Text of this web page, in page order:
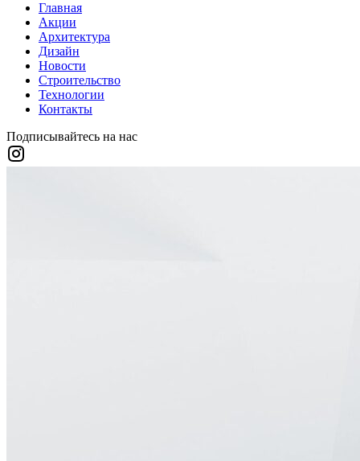
Главная
Акции
Архитектура
Дизайн
Новости
Строительство
Технологии
Контакты
Подписывайтесь на нас